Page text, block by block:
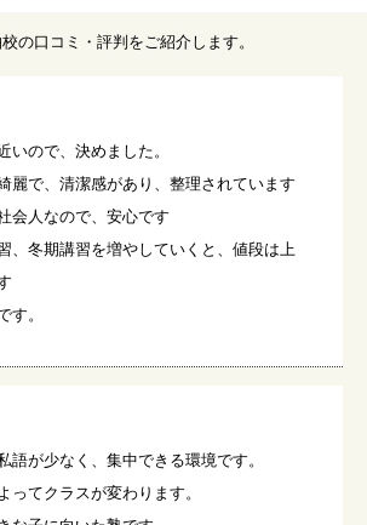
の口コミ・評判をご紹介します。
いので、決めました。
麗で、清潔感があり、整理されています
会人なので、安心です
、冬期講習を増やしていくと、値段は上
す。
語が少なく、集中できる環境です。
ってクラスが変わります。